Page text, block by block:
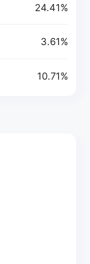
24.41%
3.61%
10.71%